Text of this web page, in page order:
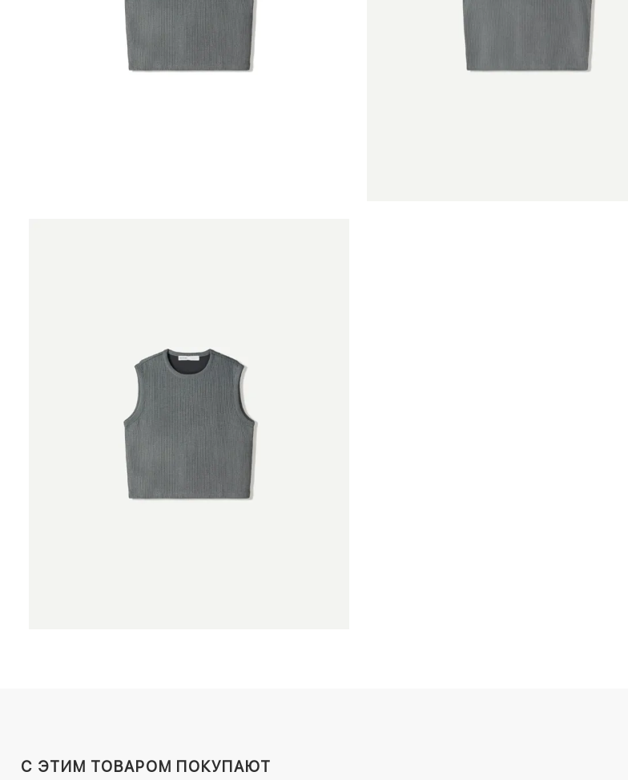
C ЭТИМ ТОВАРОМ ПОКУПАЮТ